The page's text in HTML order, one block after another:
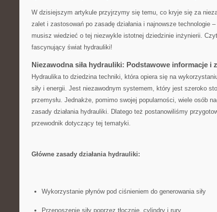
W dzisiejszym artykule przyjrzymy się temu, co ‍kryje się za
zalet i zastosowań​ po zasadę działania i najnowsze⁢ technologie
musisz⁣ wiedzieć o ‍tej ⁤niezwykle istotnej ⁢dziedzinie ​inżynierii.
fascynujący świat hydrauliki!
Niezawodna siła hydrauliki: ⁣Podstawowe⁤ informacje i
Hydraulika ​to dziedzina techniki, która opiera się na
siły i energii. ‍Jest niezawodnym systemem, ​który jest szeroko
przemysłu. Jednakże, pomimo swojej popularności, wiele ⁣osób
zasady działania hydrauliki. Dlatego też postanowiliśmy
przewodnik dotyczący tej tematyki.
Główne zasady działania hydrauliki:
Wykorzystanie płynów pod ciśnieniem do generowania siły
Przenoszenie siły poprzez tłocznie, cylindry i rury